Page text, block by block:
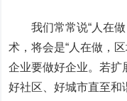
我们常常说“人在做
术，将会是“人在做，
企业要做好企业。若扩
好社区、好城市直至和